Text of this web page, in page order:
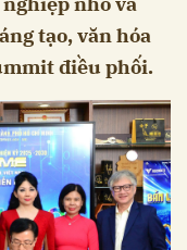
tạo, văn hóa
điều phối.